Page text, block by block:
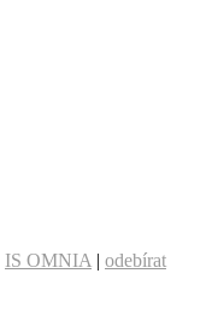
IS OMNIA | odebírat